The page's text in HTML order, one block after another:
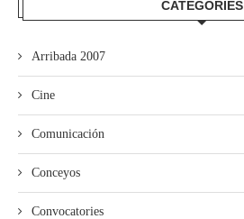
CATEGORÍES
Arribada 2007
Cine
Comunicación
Conceyos
Convocatories